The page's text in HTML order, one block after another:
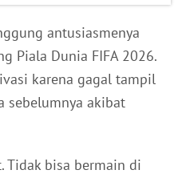
antusiasmenya
Piala Dunia FIFA 2026.
karena gagal tampil
sebelumnya akibat
Tidak bisa bermain di